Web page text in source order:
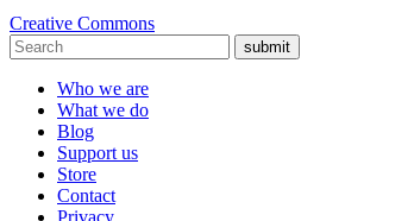
Creative Commons
submit
Who we are
What we do
Blog
Support us
Store
Contact
Privacy